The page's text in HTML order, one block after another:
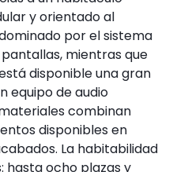
y orientado al
por el sistema
mientras que
disponible una gran
equipo de audio
combinan
disponibles en
La habitabilidad
hasta ocho plazas y